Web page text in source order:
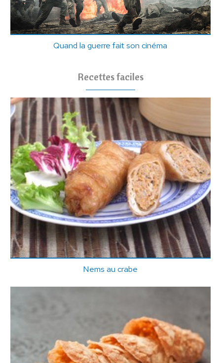
Quand la guerre fait son cinéma
Recettes faciles
Nems au crabe